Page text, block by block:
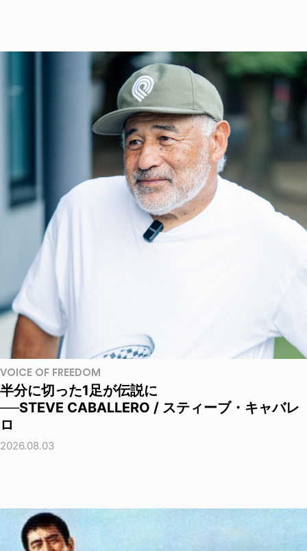
VOICE OF FREEDOM
半分に切った1足が伝説に
──STEVE CABALLERO / スティーブ・キャバレ
ロ
2026.08.03